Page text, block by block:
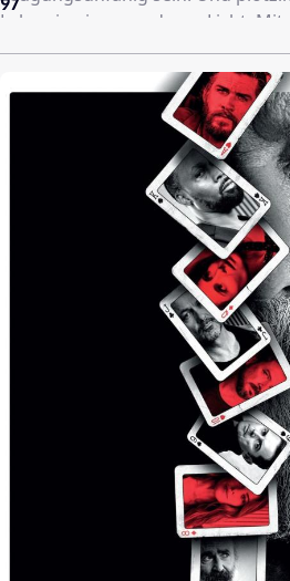
Leben in einem anderen Licht. Mit
er, dass er nicht so
Monat Zeit, um seine Gene
seine Sichtweise auf Dinge wie
macht sich auf die Suche nach
und, vielleicht, die "Eine", an
werden kann. Allerdings gestaltet
97